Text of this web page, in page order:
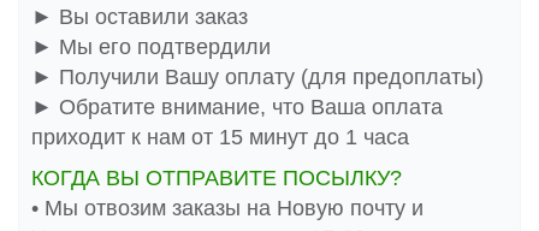
► Вы оставили заказ
► Мы его подтвердили
► Получили Вашу оплату (для предоплаты)
► Обратите внимание, что Ваша оплата
приходит к нам от 15 минут до 1 часа
КОГДА ВЫ ОТПРАВИТЕ ПОСЫЛКУ?
• Мы отвозим заказы на Новую почту и